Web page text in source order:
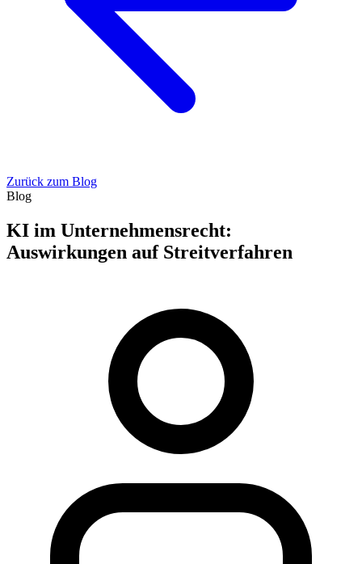
Zurück zum Blog
Blog
KI im Unternehmensrecht:
Auswirkungen auf Streitverfahren